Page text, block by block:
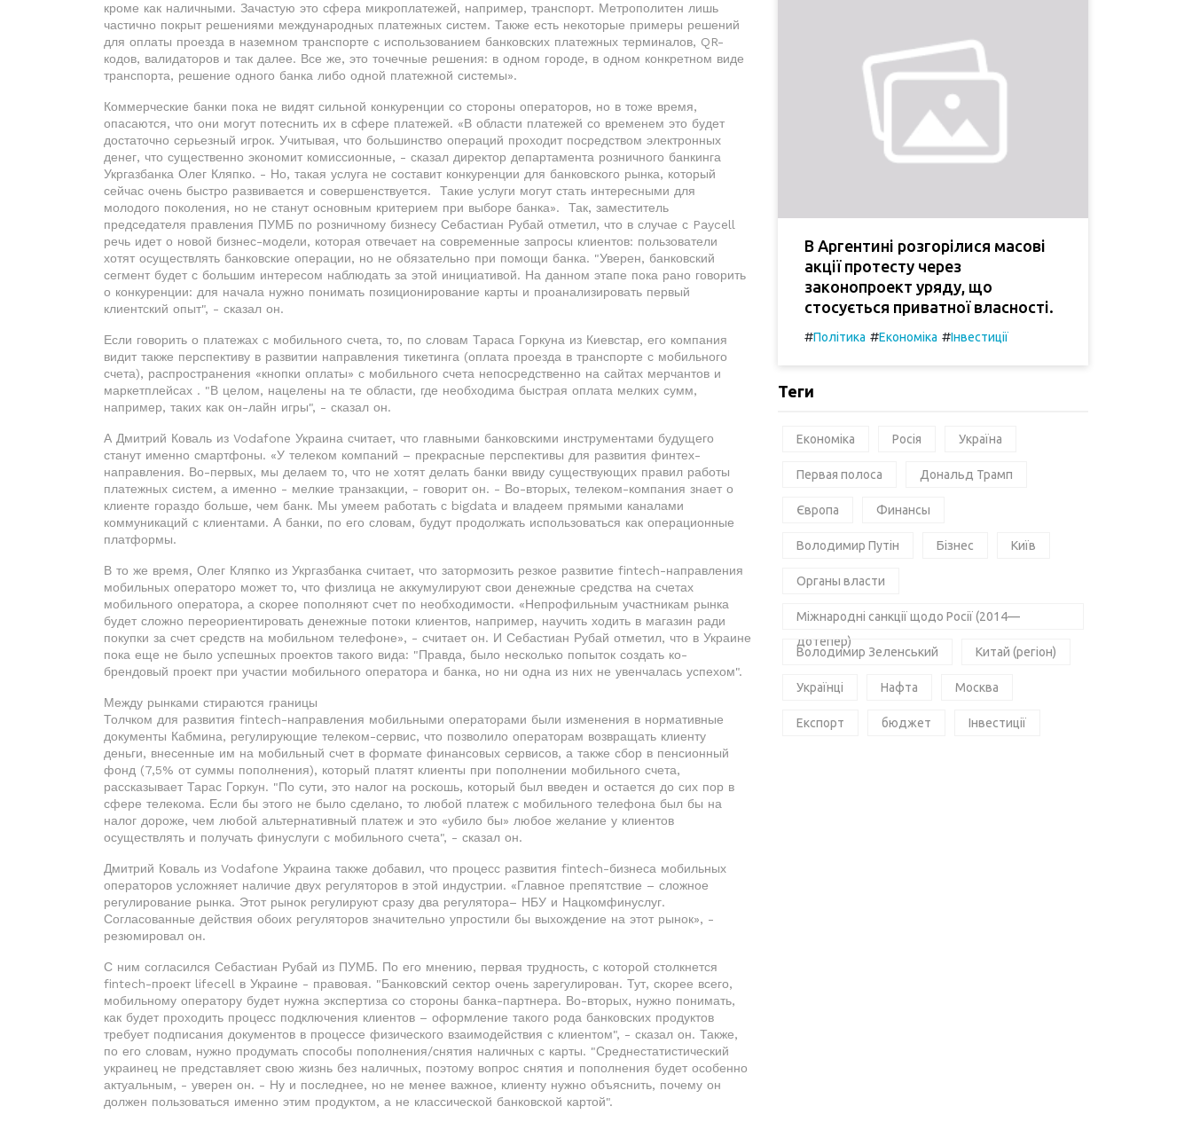
кроме как наличными. Зачастую это сфера микроплатежей, например, транспорт. Метрополитен лишь
частично покрыт решениями международных платежных систем. Также есть некоторые примеры решений
для оплаты проезда в наземном транспорте с использованием банковских платежных терминалов, QR-
кодов, валидаторов и так далее. Все же, это точечные решения: в одном городе, в одном конкретном виде
транспорта, решение одного банка либо одной платежной системы».
Коммерческие банки пока не видят сильной конкуренции со стороны операторов, но в тоже время,
опасаются, что они могут потеснить их в сфере платежей. «В области платежей со временем это будет
достаточно серьезный игрок. Учитывая, что большинство операций проходит посредством электронных
денег, что существенно экономит комиссионные, - сказал директор департамента розничного банкинга
Укргазбанка Олег Кляпко. - Но, такая услуга не составит конкуренции для банковского рынка, который
сейчас очень быстро развивается и совершенствуется. Такие услуги могут стать интересными для
молодого поколения, но не станут основным критерием при выборе банка». Так, заместитель
председателя правления ПУМБ по розничному бизнесу Себастиан Рубай отметил, что в случае с Paycell
речь идет о новой бизнес-модели, которая отвечает на современные запросы клиентов: пользователи
хотят осуществлять банковские операции, но не обязательно при помощи банка. "Уверен, банковский
сегмент будет с большим интересом наблюдать за этой инициативой. На данном этапе пока рано говорить
о конкуренции: для начала нужно понимать позиционирование карты и проанализировать первый
клиентский опыт", - сказал он.
Если говорить о платежах с мобильного счета, то, по словам Тараса Горкуна из Киевстар, его компания
видит также перспективу в развитии направления тикетинга (оплата проезда в транспорте с мобильного
счета), распространения «кнопки оплаты» с мобильного счета непосредственно на сайтах мерчантов и
маркетплейсах . "В целом, нацелены на те области, где необходима быстрая оплата мелких сумм,
например, таких как он-лайн игры", - сказал он.
А Дмитрий Коваль из Vodafone Украина считает, что главными банковскими инструментами будущего
станут именно смартфоны. «У телеком компаний – прекрасные перспективы для развития финтех-
направления. Во-первых, мы делаем то, что не хотят делать банки ввиду существующих правил работы
платежных систем, а именно - мелкие транзакции, - говорит он. - Во-вторых, телеком-компания знает о
клиенте гораздо больше, чем банк. Мы умеем работать с bigdata и владеем прямыми каналами
коммуникаций с клиентами. А банки, по его словам, будут продолжать использоваться как операционные
платформы.
В то же время, Олег Кляпко из Укргазбанка считает, что затормозить резкое развитие fintech-направления
мобильных операторо может то, что физлица не аккумулируют свои денежные средства на счетах
мобильного оператора, а скорее пополняют счет по необходимости. «Непрофильным участникам рынка
будет сложно переориентировать денежные потоки клиентов, например, научить ходить в магазин ради
покупки за счет средств на мобильном телефоне», - считает он. И Себастиан Рубай отметил, что в Украине
пока еще не было успешных проектов такого вида: "Правда, было несколько попыток создать ко-
брендовый проект при участии мобильного оператора и банка, но ни одна из них не увенчалась успехом".
Между рынками стираются границы
Толчком для развития fintech-направления мобильными операторами были изменения в нормативные
документы Кабмина, регулирующие телеком-сервис, что позволило операторам возвращать клиенту
деньги, внесенные им на мобильный счет в формате финансовых сервисов, а также сбор в пенсионный
фонд (7,5% от суммы пополнения), который платят клиенты при пополнении мобильного счета,
рассказывает Тарас Горкун. "По сути, это налог на роскошь, который был введен и остается до сих пор в
сфере телекома. Если бы этого не было сделано, то любой платеж с мобильного телефона был бы на
налог дороже, чем любой альтернативный платеж и это «убило бы» любое желание у клиентов
осуществлять и получать финуслуги с мобильного счета", - сказал он.
Дмитрий Коваль из Vodafone Украина также добавил, что процесс развития fintech-бизнеса мобильных
операторов усложняет наличие двух регуляторов в этой индустрии. «Главное препятствие – сложное
регулирование рынка. Этот рынок регулируют сразу два регулятора– НБУ и Нацкомфинуслуг.
Согласованные действия обоих регуляторов значительно упростили бы выхождение на этот рынок», -
резюмировал он.
С ним согласился Себастиан Рубай из ПУМБ. По его мнению, первая трудность, с которой столкнется
fintech-проект lifecell в Украине - правовая. "Банковский сектор очень зарегулирован. Тут, скорее всего,
мобильному оператору будет нужна экспертиза со стороны банка-партнера. Во-вторых, нужно понимать,
как будет проходить процесс подключения клиентов – оформление такого рода банковских продуктов
требует подписания документов в процессе физического взаимодействия с клиентом", - сказал он. Также,
по его словам, нужно продумать способы пополнения/снятия наличных с карты. "Среднестатистический
украинец не представляет свою жизнь без наличных, поэтому вопрос снятия и пополнения будет особенно
актуальным, - уверен он. - Ну и последнее, но не менее важное, клиенту нужно объяснить, почему он
должен пользоваться именно этим продуктом, а не классической банковской картой".
В Аргентині розгорілися масові
акції протесту через
законопроект уряду, що
стосується приватної власності.
#Політика #Економіка #Інвестиції
Теги
Економіка Росія Україна
Первая полоса Дональд Трамп
Європа Финансы
Володимир Путін Бізнес Київ
Органы власти
Міжнародні санкції щодо Росії (2014—
дотепер)
Володимир Зеленський Китай (регіон)
Українці Нафта Москва
Експорт бюджет Інвестиції